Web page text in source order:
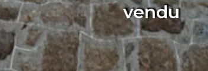
vendu